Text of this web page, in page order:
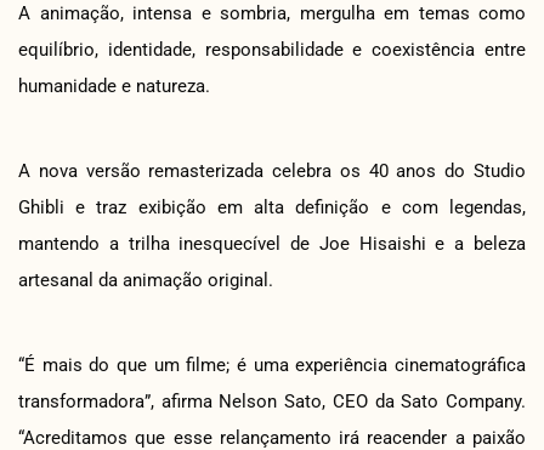
A animação, intensa e sombria, mergulha em temas como
equilíbrio, identidade, responsabilidade e coexistência entre
humanidade e natureza.
A nova versão remasterizada celebra os 40 anos do Studio
Ghibli e traz exibição em alta definição e com legendas,
mantendo a trilha inesquecível de Joe Hisaishi e a beleza
artesanal da animação original.
“É mais do que um filme; é uma experiência cinematográfica
transformadora”, afirma Nelson Sato, CEO da Sato Company.
“Acreditamos que esse relançamento irá reacender a paixão